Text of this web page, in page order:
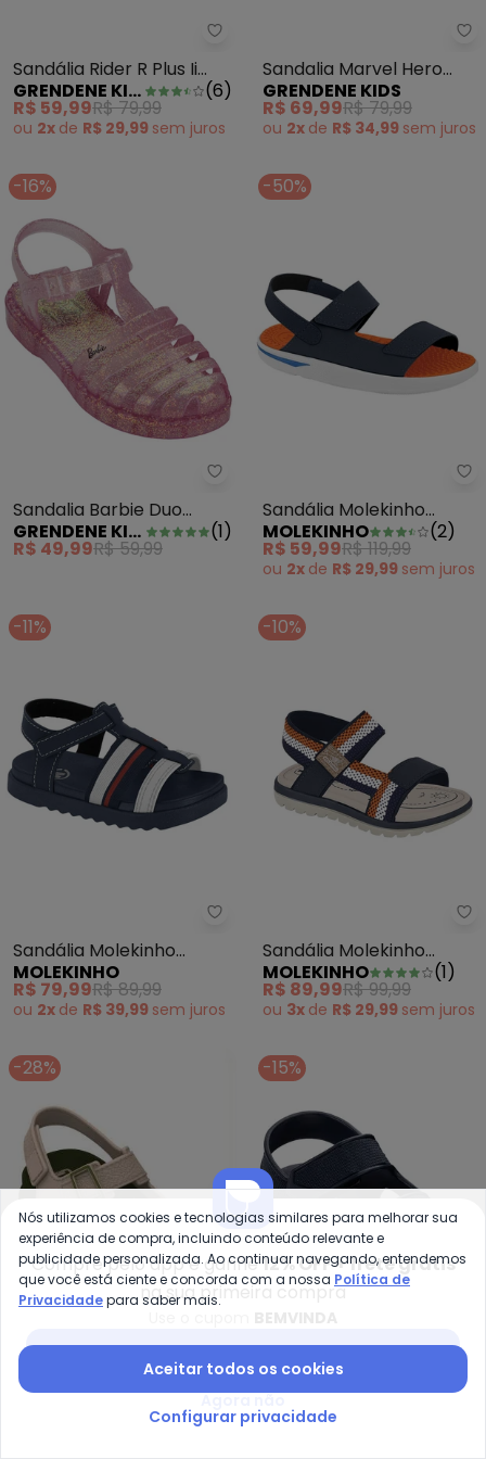
Grendene Kids - Sandália Rider
Sandália Rider R Plus Ii
Vermelho
GRENDENE KIDS (6)
R$ 59,99R$ 79,99
ou 2x de R$ 29,99 sem juros
Sandalia Marvel Hero
Preto
GRENDENE KIDS
R$ 69,99R$ 79,99
ou 2x de R$ 34,99 sem juros
-16%
Grendene Kids - Sandalia
Sandalia Barbie Duo
Aranha Rosa GRENDENE KIDS (1)
R$ 49,99R$ 59,99
-50%
Sandália Molekinho
(Marinho) com Elástico
MOLEKINHO (2)
R$ 59,99R$ 119,99
ou 2x de R$ 29,99 sem juros
-11%
Sandália Molekinho (Marinho)
Sandália Molekinho
(Marinho)
MOLEKINHO
R$ 79,99R$ 89,99
ou 2x de R$ 39,99 sem juros
-10%
Sandália Molekinho
(Marinho)
MOLEKINHO (1)
R$ 89,99R$ 99,99
ou 3x de R$ 29,99 sem juros
-28%
Grendene Kids - Sandália
Sandália Infantil Marvel
(1)
R$ 69,99
-15%
Sandália Infantil Rider R
Line Plus Azul
R$ 54,99
Compre pelo app e ganhe12% OFF + frete grátis
na sua primeira compra
Nós utilizamos cookies e tecnologias similares para melhorar sua
experiência de compra, incluindo conteúdo relevante e
publicidade personalizada. Ao continuar navegando, entendemos
que você está ciente e concorda com a nossa Política de
Privacidadepara saber mais.
Aceitar todos os cookies
Configurar privacidade